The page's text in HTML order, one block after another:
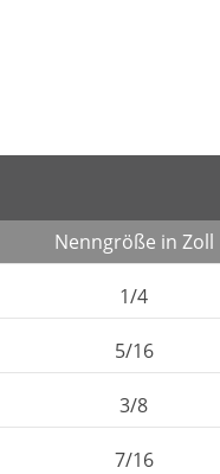
Nenngröße in Zoll
1/4
5/16
3/8
7/16